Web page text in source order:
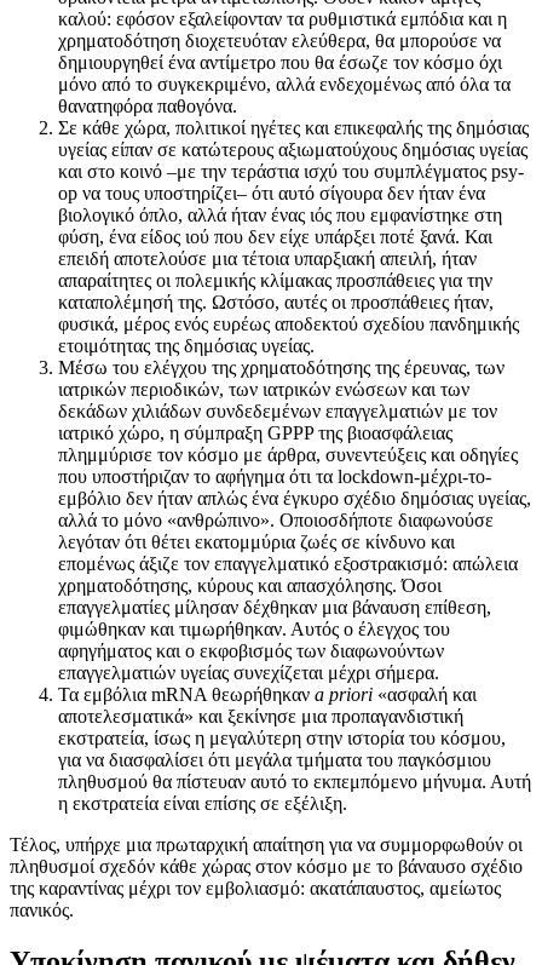
καλού: εφόσον εξαλείφονταν τα ρυθμιστικά εμπόδια και η
χρηματοδότηση διοχετευόταν ελεύθερα, θα μπορούσε να
δημιουργηθεί ένα αντίμετρο που θα έσωζε τον κόσμο όχι
μόνο από το συγκεκριμένο, αλλά ενδεχομένως από όλα τα
θανατηφόρα παθογόνα.
Σε κάθε χώρα, πολιτικοί ηγέτες και επικεφαλής της δημόσιας
υγείας είπαν σε κατώτερους αξιωματούχους δημόσιας υγείας
και στο κοινό –με την τεράστια ισχύ του συμπλέγματος psy-
op να τους υποστηρίζει– ότι αυτό σίγουρα δεν ήταν ένα
βιολογικό όπλο, αλλά ήταν ένας ιός που εμφανίστηκε στη
φύση, ένα είδος ιού που δεν είχε υπάρξει ποτέ ξανά. Και
επειδή αποτελούσε μια τέτοια υπαρξιακή απειλή, ήταν
απαραίτητες οι πολεμικής κλίμακας προσπάθειες για την
καταπολέμησή της. Ωστόσο, αυτές οι προσπάθειες ήταν,
φυσικά, μέρος ενός ευρέως αποδεκτού σχεδίου πανδημικής
ετοιμότητας της δημόσιας υγείας.
Μέσω του ελέγχου της χρηματοδότησης της έρευνας, των
ιατρικών περιοδικών, των ιατρικών ενώσεων και των
δεκάδων χιλιάδων συνδεδεμένων επαγγελματιών με τον
ιατρικό χώρο, η σύμπραξη GPPP της βιοασφάλειας
πλημμύρισε τον κόσμο με άρθρα, συνεντεύξεις και οδηγίες
που υποστήριζαν το αφήγημα ότι τα lockdown-μέχρι-το-
εμβόλιο δεν ήταν απλώς ένα έγκυρο σχέδιο δημόσιας υγείας,
αλλά το μόνο «ανθρώπινο». Οποιοσδήποτε διαφωνούσε
λεγόταν ότι θέτει εκατομμύρια ζωές σε κίνδυνο και
επομένως άξιζε τον επαγγελματικό εξοστρακισμό: απώλεια
χρηματοδότησης, κύρους και απασχόλησης. Όσοι
επαγγελματίες μίλησαν δέχθηκαν μια βάναυση επίθεση,
φιμώθηκαν και τιμωρήθηκαν. Αυτός ο έλεγχος του
αφηγήματος και ο εκφοβισμός των διαφωνούντων
επαγγελματιών υγείας συνεχίζεται μέχρι σήμερα.
Τα εμβόλια mRNA θεωρήθηκαν a priori «ασφαλή και
αποτελεσματικά» και ξεκίνησε μια προπαγανδιστική
εκστρατεία, ίσως η μεγαλύτερη στην ιστορία του κόσμου,
για να διασφαλίσει ότι μεγάλα τμήματα του παγκόσμιου
πληθυσμού θα πίστευαν αυτό το εκπεμπόμενο μήνυμα. Αυτή
η εκστρατεία είναι επίσης σε εξέλιξη.
Τέλος, υπήρχε μια πρωταρχική απαίτηση για να συμμορφωθούν οι
πληθυσμοί σχεδόν κάθε χώρας στον κόσμο με το βάναυσο σχέδιο
της καραντίνας μέχρι τον εμβολιασμό: ακατάπαυστος, αμείωτος
πανικός.